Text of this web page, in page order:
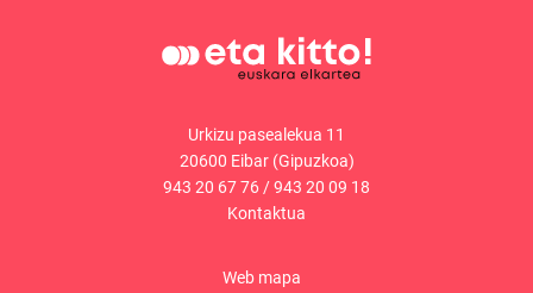
Urkizu pasealekua 11
20600 Eibar (Gipuzkoa)
943 20 67 76 /943 20 09 18
Kontaktua
Web mapa